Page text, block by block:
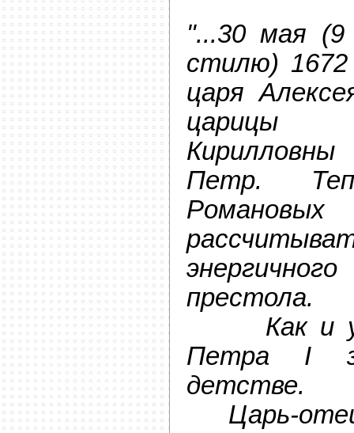
"...30 мая
стилю)
царя
Петр.
престола.
Как и у
Петра I
детстве.
Царь-отец